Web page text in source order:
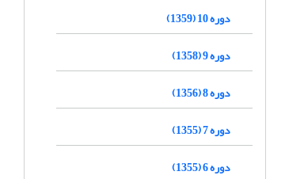
دوره 10 (1359)
دوره 9 (1358)
دوره 8 (1356)
دوره 7 (1355)
دوره 6 (1355)